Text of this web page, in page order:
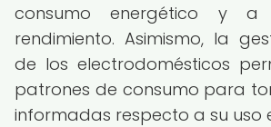
consumo energético y a
rendimiento. Asimismo, la
de los electrodomésticos
patrones de consumo para
informadas respecto a su uso